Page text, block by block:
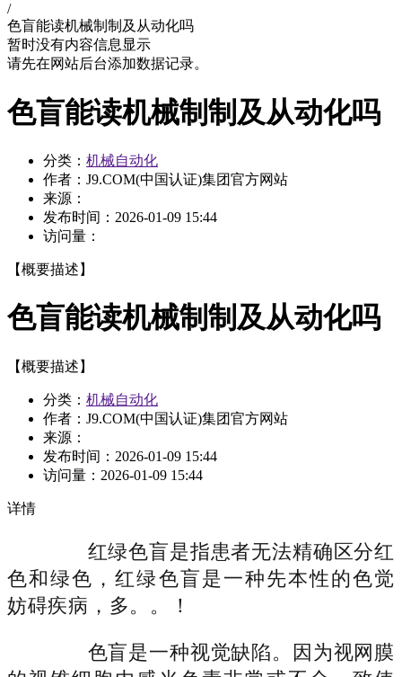
/
色盲能读机械制制及从动化吗
暂时没有内容信息显示
请先在网站后台添加数据记录。
色盲能读机械制制及从动化吗
分类： 机械自动化
作者：J9.COM(中国认证)集团官方网站
来源：
发布时间： 2026-01-09 15:44
访问量：
【概要描述】
色盲能读机械制制及从动化吗
【概要描述】
分类： 机械自动化
作者：J9.COM(中国认证)集团官方网站
来源：
发布时间： 2026-01-09 15:44
访问量： 2026-01-09 15:44
详情
红绿色盲是指患者无法精确区分红
色和绿色，红绿色盲是一种先本性的色觉
妨碍疾病，多。。！
色盲是一种视觉缺陷。因为视网膜